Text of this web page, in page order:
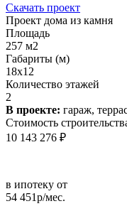
Скачать проект
Проект дома из камня
Площадь
257 м2
Габариты (м)
18x12
Количество этажей
2
В проекте: гараж,
Стоимость
10 143 276 ₽
в ипотеку от
54 451р/мес.